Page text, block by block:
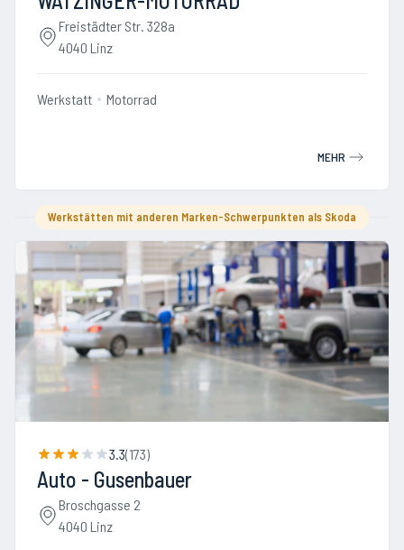
Freistädter Str. 328a
4040 Linz
Werkstatt Motorrad
MEHR
Werkstätten mit anderen Marken-Schwerpunkten als Skoda
3.3(173)
Auto - Gusenbauer
Broschgasse 2
4040 Linz